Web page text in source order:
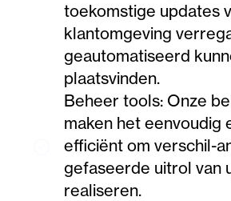
toekomstige updates
klantomgeving
geautomatiseerd
plaatsvinden.
Beheer tools: Onze
maken het eenvoudig
efficiënt om verschil-
gefaseerde uitrol van
realiseren.